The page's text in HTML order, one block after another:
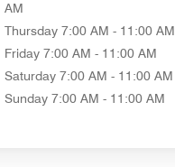
AM
Thursday 7:00 AM - 11:00 AM
Friday 7:00 AM - 11:00 AM
Saturday 7:00 AM - 11:00 AM
Sunday 7:00 AM - 11:00 AM